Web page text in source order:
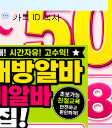
카톡 ID 복사